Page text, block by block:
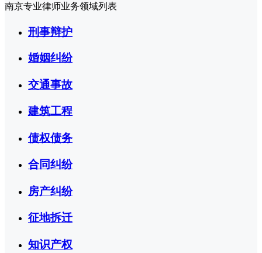
南京专业律师业务领域列表
刑事辩护
婚姻纠纷
交通事故
建筑工程
债权债务
合同纠纷
房产纠纷
征地拆迁
知识产权